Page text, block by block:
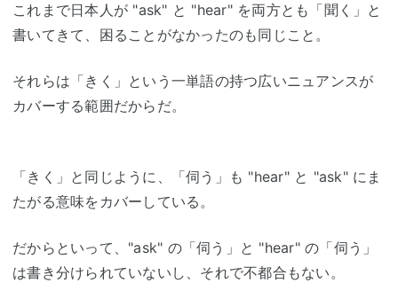
これまで日本人が "ask" と "hear" を両方とも「聞く」と
書いてきて、困ることがなかったのも同じこと。
それらは「きく」という一単語の持つ広いニュアンスが
カバーする範囲だからだ。
「きく」と同じように、「伺う」も "hear" と "ask" にま
たがる意味をカバーしている。
だからといって、"ask" の「伺う」と "hear" の「伺う」
は書き分けられていないし、それで不都合もない。